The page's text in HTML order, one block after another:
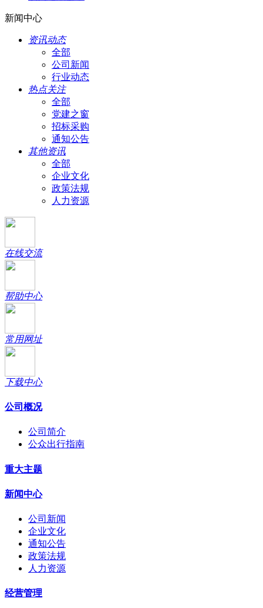
新闻中心
资讯动态
全部
公司新闻
行业动态
热点关注
全部
党建之窗
招标采购
通知公告
其他资讯
全部
企业文化
政策法规
人力资源
在线交流
帮助中心
常用网址
下载中心
公司概况
公司简介
公众出行指南
重大主题
新闻中心
公司新闻
企业文化
通知公告
政策法规
人力资源
经营管理